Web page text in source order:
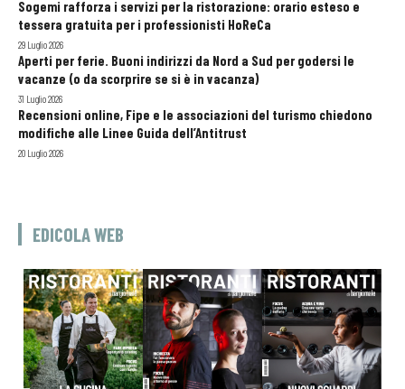
Sogemi rafforza i servizi per la ristorazione: orario esteso e
tessera gratuita per i professionisti HoReCa
29 Luglio 2026
Aperti per ferie. Buoni indirizzi da Nord a Sud per godersi le
vacanze (o da scorprire se si è in vacanza)
31 Luglio 2026
Recensioni online, Fipe e le associazioni del turismo chiedono
modifiche alle Linee Guida dell’Antitrust
20 Luglio 2026
EDICOLA WEB